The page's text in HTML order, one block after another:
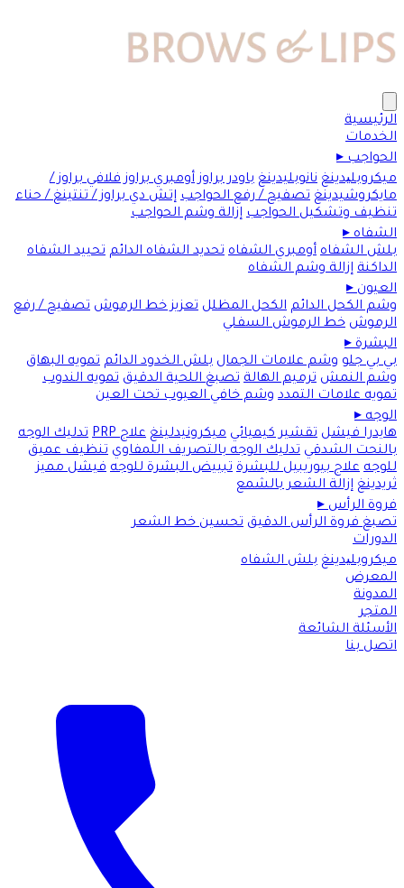
الرئيسية
الخدمات
الحواجب▸
ميكروبلیدينغ نانوبليدينغ باودر براوز أومبري براوز فلافي براوز /
مايكروشيدينغ تصفيح / رفع الحواجب إتش دي براوز / تنتينغ / حناء
تنظيف وتشكيل الحواجب إزالة وشم الحواجب
الشفاه▸
بلش الشفاه أومبري الشفاه تحديد الشفاه الدائم تحييد الشفاه
الداكنة إزالة وشم الشفاه
العيون▸
وشم الكحل الدائم الكحل المظلل تعزيز خط الرموش تصفيح / رفع
الرموش خط الرموش السفلي
البشرة▸
بي بي جلو وشم علامات الجمال بلش الخدود الدائم تمويه البهاق
وشم النمش ترميم الهالة تصبغ اللحية الدقيق تمويه الندوب
تمويه علامات التمدد وشم خافي العيوب تحت العين
الوجه▸
هايدرا فيشل تقشير كيميائي ميكرونيدلينغ علاج PRP
تدليك الوجه
بالنحت الشدقي تدليك الوجه بالتصريف اللمفاوي تنظيف عميق
للوجه علاج بيوريبيل للبشرة تبييض البشرة للوجه فيشل مميز
ثريدينغ إزالة الشعر بالشمع
فروة الرأس▸
تصبغ فروة الرأس الدقيق تحسين خط الشعر
الدورات
ميكروبلیدينغ بلش الشفاه
المعرض
المدونة
المتجر
الأسئلة الشائعة
اتصل بنا